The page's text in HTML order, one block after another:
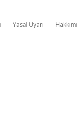
Yasal Uyarı